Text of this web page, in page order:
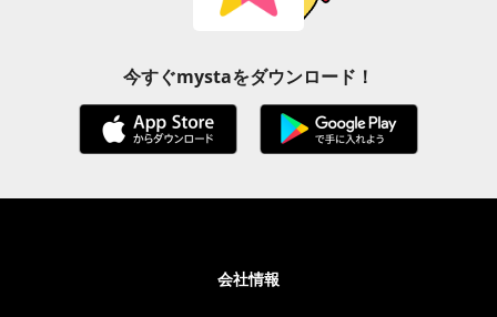
今すぐmystaをダウンロード！
会社情報